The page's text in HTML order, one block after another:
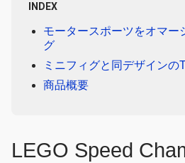
INDEX
モータースポーツをオマー
グ
ミニフィグと同デザインの
商品概要
LEGO Speed